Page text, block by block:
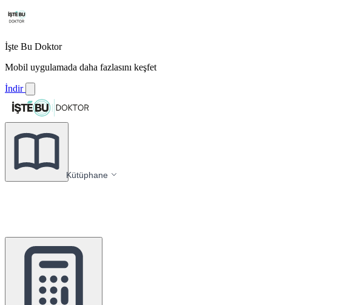
İşte Bu Doktor
Mobil uygulamada daha fazlasını keşfet
İndir
Kütüphane